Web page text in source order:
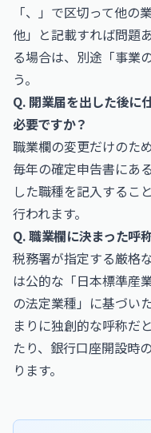
「、」で区切って他の
他」と記載すれば問題
る場合は、別途「事業
う。
Q. 開業届を出した後に
必要ですか？
職業欄の変更だけのた
毎年の確定申告書にあ
した職種を記入するこ
行われます。
Q. 職業欄に決まった呼
税務署が指定する厳格
は公的な「日本標準産
の法定業種」に基づい
まりに独創的な呼称だ
たり、銀行口座開設時
ります。